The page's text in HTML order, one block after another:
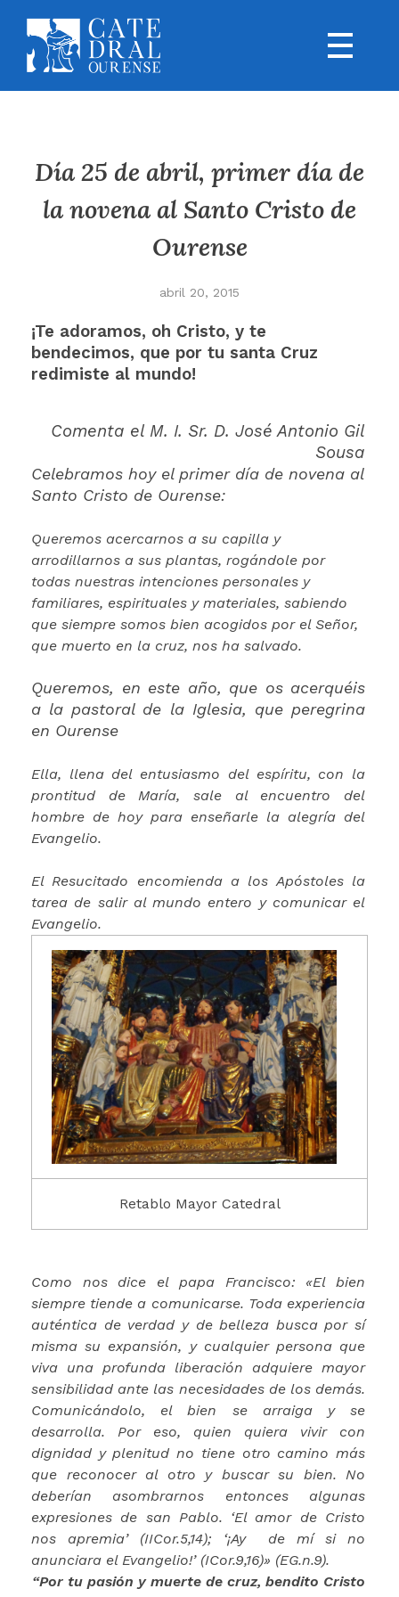
Día 25 de abril, primer día de
la novena al Santo Cristo de
Ourense
abril 20, 2015
¡Te adoramos, oh Cristo, y te
bendecimos, que por tu santa Cruz
redimiste al mundo!
Comenta el M. I. Sr. D. José Antonio Gil
Sousa
Celebramos hoy el primer día de novena al
Santo Cristo de Ourense:
Queremos acercarnos a su capilla y
arrodillarnos a sus plantas, rogándole por
todas nuestras intenciones personales y
familiares, espirituales y materiales, sabiendo
que siempre somos bien acogidos por el Señor,
que muerto en la cruz, nos ha salvado.
Queremos, en este año, que os acerquéis
a la pastoral de la Iglesia, que peregrina
en Ourense
Ella, llena del entusiasmo del espíritu, con la
prontitud de María, sale al encuentro del
hombre de hoy para enseñarle la alegría del
Evangelio.
El Resucitado encomienda a los Apóstoles la
tarea de salir al mundo entero y comunicar el
Evangelio.
Retablo Mayor Catedral
Como nos dice el papa Francisco: «El bien
siempre tiende a comunicarse. Toda experiencia
auténtica de verdad y de belleza busca por sí
misma su expansión, y cualquier persona que
viva una profunda liberación adquiere mayor
sensibilidad ante las necesidades de los demás.
Comunicándolo, el bien se arraiga y se
desarrolla. Por eso, quien quiera vivir con
dignidad y plenitud no tiene otro camino más
que reconocer al otro y buscar su bien. No
deberían asombrarnos entonces algunas
expresiones de san Pablo. ‘El amor de Cristo
nos apremia’ (IICor.5,14); ‘¡Ay de mí si no
anunciara el Evangelio!’ (ICor.9,16)» (EG.n.9).
“Por tu pasión y muerte de cruz, bendito Cristo